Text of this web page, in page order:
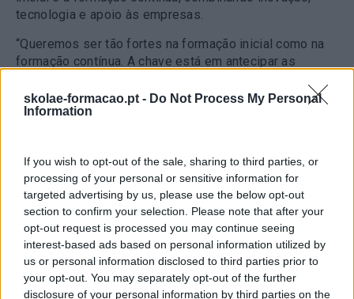
skolae-formacao.pt - Do Not Process My Personal
Information
If you wish to opt-out of the sale, sharing to third parties, or
processing of your personal or sensitive information for
targeted advertising by us, please use the below opt-out
section to confirm your selection. Please note that after your
opt-out request is processed you may continue seeing
interest-based ads based on personal information utilized by
us or personal information disclosed to third parties prior to
your opt-out. You may separately opt-out of the further
disclosure of your personal information by third parties on the
tecnologia e apoio às empresas.
“Queremos ser tão fortes na formação inicial como na
formação contínua. A chave está em antecipar as
nas suas transformações.”
da Skolae e de todas as suas marcas. Em Portugal, na
Abilways, trabalhamos com o mesmo espírito: ajudar as
organizações a antecipar a mudança e a reforçar as
suas competências internas através de experiências de
aprendizagem práticas, personalizadas e
transformadoras.
Acompanhar pessoas e empresas